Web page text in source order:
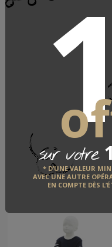
sur votre 1
* D’UNE VALEUR
AVEC UNE AUTRE
EN COMPTE DÈS
LE
QUI EST-IL ?
VOUS
2 articles